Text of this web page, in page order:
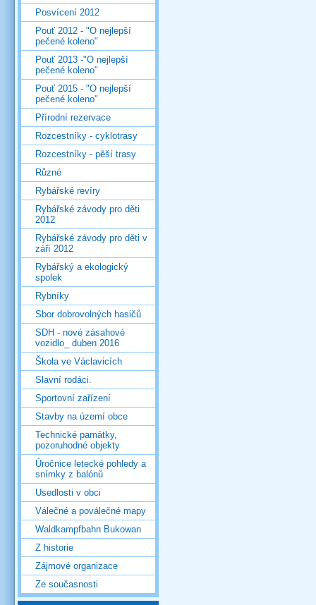
Posvícení 2012
Pouť 2012 - "O nejlepší
pečené koleno"
Pouť 2013 -"O nejlepší
pečené koleno"
Pouť 2015 - "O nejlepší
pečené koleno"
Přírodní rezervace
Rozcestníky - cyklotrasy
Rozcestníky - pěší trasy
Různé
Rybářské revíry
Rybářské závody pro děti
2012
Rybářské závody pro děti v
září 2012
Rybářský a ekologický
spolek
Rybníky
Sbor dobrovolných hasičů
SDH - nové zásahové
vozidlo_ duben 2016
Škola ve Václavicích
Slavní rodáci.
Sportovní zařízení
Stavby na území obce
Technické památky,
pozoruhodné objekty
Úročnice letecké pohledy a
snímky z balónů
Usedlosti v obci
Válečné a poválečné mapy
Waldkampfbahn Bukowan
Z historie
Zájmové organizace
Ze současnosti